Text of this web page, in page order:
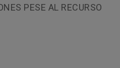
PESE AL RECURSO